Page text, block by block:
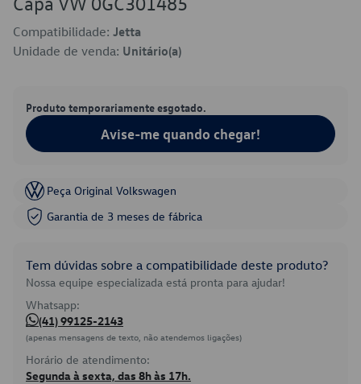
Compatibilidade: Jetta
Unidade de venda: Unitário(a)
Produto temporariamente esgotado.
Avise-me quando chegar!
Peça Original Volkswagen
Garantia de 3 meses de fábrica
Tem dúvidas sobre a compatibilidade deste produto?
Nossa equipe especializada está pronta para ajudar!
Whatsapp:
(41) 99125-2143
(apenas mensagens de texto, não atendemos ligações)
Horário de atendimento:
Segunda à sexta, das 8h às 17h.